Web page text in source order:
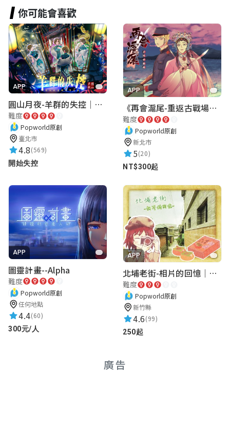
你可能會喜歡
APP
圓山月夜-羊群的失控｜圓山飯店 ARG實境解謎遊戲
難度
Popworld原創
臺北市
4.8(569)
開始失控
APP
《再會滬尾-重返古戰場》｜淡水老街實境遊戲｜實體遊戲盒
難度
Popworld原創
新北市
5(20)
NT$300起
APP
圖靈計畫--Alpha
難度
Popworld原創
任何地點
4.4(60)
300元/人
APP
北埔老街-相片的回憶｜新竹老街城市解謎
難度
Popworld原創
新竹縣
4.6(99)
250起
廣告